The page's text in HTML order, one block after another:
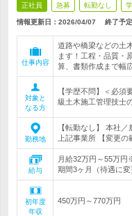
正社員 急募 転勤なし
情報更新日：2026/04/07 終了予定
仕事内容
道路や橋梁などの土
ます！工程・品質・
算、書類作成まで幅
対象と
なる方
【学歴不問】＜必須
級土木施工管理技士
勤務地
【転勤なし】 本社
上記事業所 【変更の
給与
月給32万円～55万
期間3ヶ月（待遇に変
初年度
年収
450万円～770万円